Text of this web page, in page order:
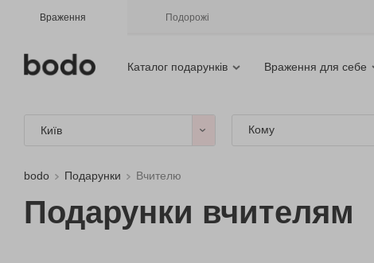
Враження Подорожі
Каталог подарунків Враження для себе
Київ Кому
bodo Подарунки Вчителю
Подарунки вчителям